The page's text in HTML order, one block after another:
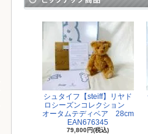
シュタイフ【steiff】リヤド
ロシーズンコレクション
オータムテディベア 28cm
EAN676345
79,800円(税込)